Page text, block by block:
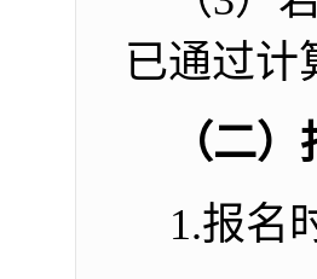
已通过计
（二
1.报名